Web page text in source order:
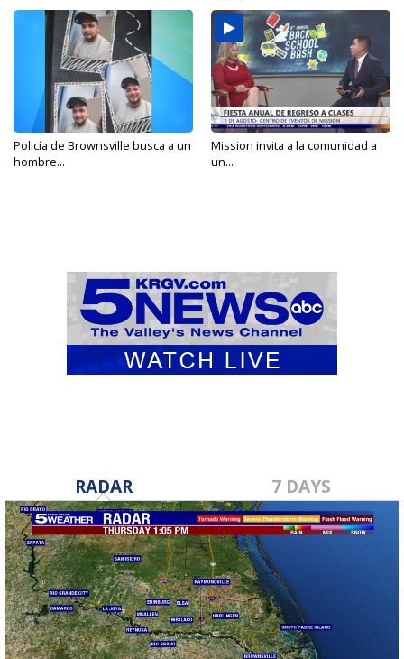
Policía de Brownsville busca a un
hombre...
Mission invita a la comunidad a
un...
RADAR 7 DAYS